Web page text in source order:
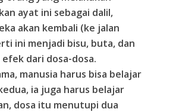
ayat ini sebagai dalil,
akan kembali (ke jalan
ini menjadi bisu, buta, dan
dari dosa-dosa.
manusia harus bisa belajar
ia juga harus belajar
dosa itu menutupi dua